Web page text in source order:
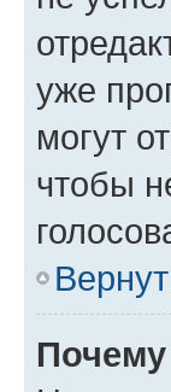
уже
могут
чтобы